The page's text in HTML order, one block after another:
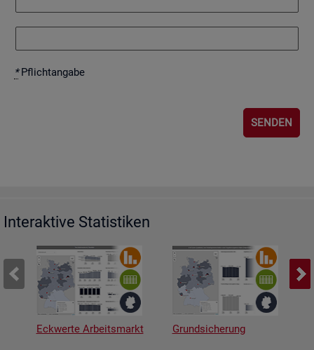
*Pflicht­an­ga­be
Interaktive Statistiken
Eckwerte Arbeitsmarkt Grundsicherung